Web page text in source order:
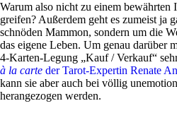
Warum also nicht zu einem bewährten
greifen? Außerdem geht es zumeist ja
schnöden Mammon, son­dern um die
das eigene Leben. Um genau dar­über
4‑Karten-Legung „Kauf / Ver­kauf“
à la carte der Tarot-Expertin Renate
kann sie aber auch bei völlig
her­an­ge­zogen werden.